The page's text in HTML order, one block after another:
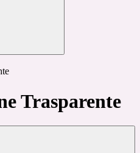
Trasparente